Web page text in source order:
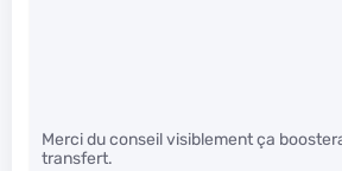
Merci du conseil visiblement ça
transfert.